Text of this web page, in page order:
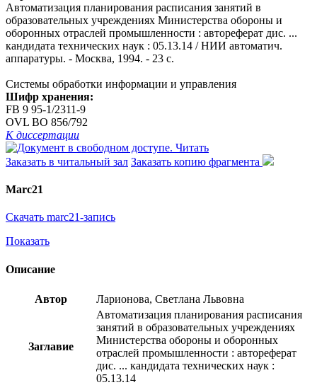
Автоматизация планирования расписания занятий в
образовательных учреждениях Министерства обороны и
оборонных отраслей промышленности : автореферат дис. ...
кандидата технических наук : 05.13.14 / НИИ автоматич.
аппаратуры. - Москва, 1994. - 23 с.
Системы обработки информации и управления
Шифр хранения:
FB 9 95-1/2311-9
OVL ВО 856/792
К диссертации
Читать
Заказать в читальный зал Заказать копию фрагмента
Marc21
Скачать marc21-запись
Показать
Описание
Автор Ларионова, Светлана Львовна
Заглавие
Автоматизация планирования расписания
занятий в образовательных учреждениях
Министерства обороны и оборонных
отраслей промышленности : автореферат
дис. ... кандидата технических наук :
05.13.14